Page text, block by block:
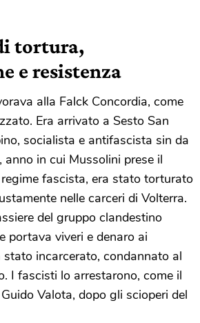
tortura,
e resistenza
alla Falck Concordia, come
Era arrivato a Sesto San
socialista e antifascista sin da
in cui Mussolini prese il
fascista, era stato torturato
nelle carceri di Volterra.
del gruppo clandestino
portava viveri e denaro ai
incarcerato, condannato al
I fascisti lo arrestarono, come il
Valota, dopo gli scioperi del